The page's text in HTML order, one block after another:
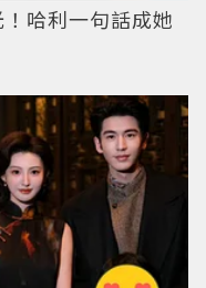
哈利一句話成她